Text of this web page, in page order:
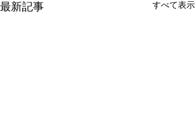
最新記事 すべて表示